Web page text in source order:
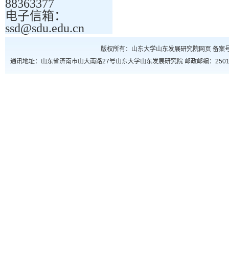
88363377
电子信箱：
ssd@sdu.edu.cn
版权所有：山东大学山东发展研究院网页 备案
通讯地址：山东省济南市山大南路27号山东大学山东发展研究院 邮政邮编：